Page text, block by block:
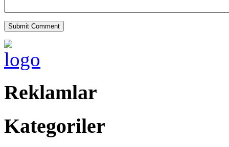
Reklamlar
Kategoriler